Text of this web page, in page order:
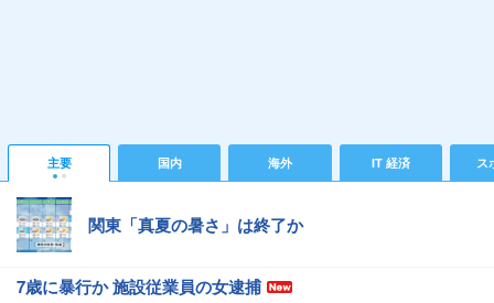
主要 国内 海外 IT 経済 ス
関東「真夏の暑さ」は終了か
7歳に暴行か 施設従業員の女逮捕